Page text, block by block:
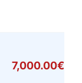
7,000.00€